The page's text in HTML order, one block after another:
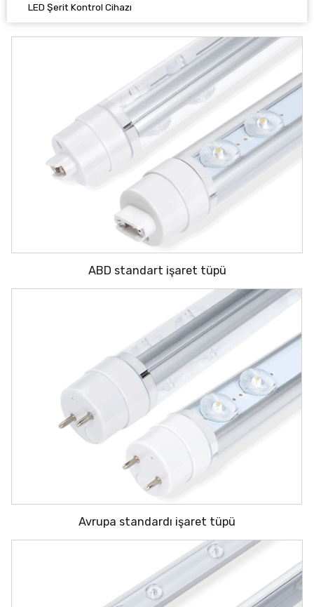
LED Şerit Kontrol Cihazı
ABD standart işaret tüpü
Avrupa standardı işaret tüpü